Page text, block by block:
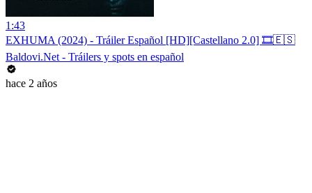
1:43
EXHUMA (2024) - Tráiler Español [HD][Castellano 2.0] 🎞️🇪🇸
Baldovi.Net - Tráilers y spots en español
hace 2 años